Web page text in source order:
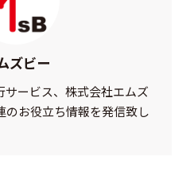
ズビー
ービス、株式会社エムズ
のお役立ち情報を発信致し